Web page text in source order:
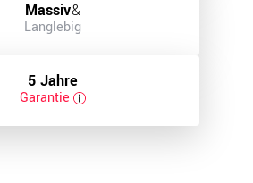
Massiv&
Langlebig
5 Jahre
Garantie